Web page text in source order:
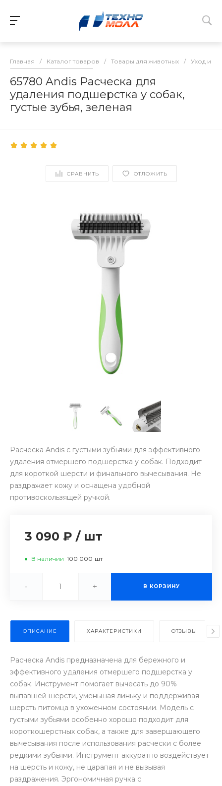
Главная / Каталог товаров / Товары для животных / Уход и
65780 Andis Расческа для
удаления подшерстка у собак,
густые зубья, зеленая
СРАВНИТЬ ОТЛОЖИТЬ
Расческа Andis с густыми зубьями для эффективного
удаления отмершего подшерстка у собак. Подходит
для короткой шерсти и финального вычесывания. Не
раздражает кожу и оснащена удобной
противоскользящей ручкой.
3 090 ₽ / шт
В наличии 100 000 шт
- + В КОРЗИНУ
ОПИСАНИЕ ХАРАКТЕРИСТИКИ ОТЗЫВЫ
Расческа Andis предназначена для бережного и
эффективного удаления отмершего подшерстка у
собак. Инструмент помогает вычесать до 90%
выпавшей шерсти, уменьшая линьку и поддерживая
шерсть питомца в ухоженном состоянии. Модель с
густыми зубьями особенно хорошо подходит для
короткошерстных собак, а также для завершающего
вычесывания после использования расчески с более
редкими зубьями. Инструмент аккуратно воздействует
на шерсть и кожу, не царапая и не вызывая
раздражения. Эргономичная ручка с